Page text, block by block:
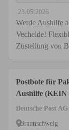
23.05.2026
Werde Aushilfe
Vechelde!
Zustellung von
Postbote für
Aushilfe
Deutsche Post AG
Braunschweig